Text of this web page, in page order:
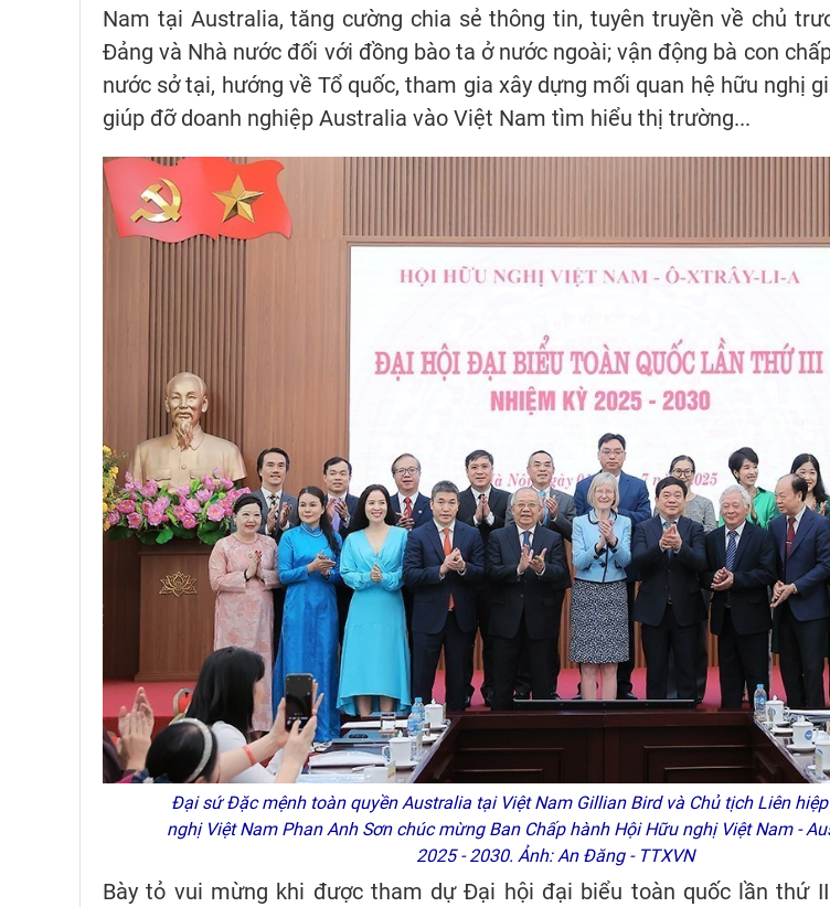
Nam tại Australia, tăng cường chia sẻ thông tin, tuyên truyền về chủ
Đảng và Nhà nước đối với đồng bào ta ở nước ngoài; vận động bà con
nước sở tại, hướng về Tổ quốc, tham gia xây dựng mối quan hệ hữu nghị
giúp đỡ doanh nghiệp Australia vào Việt Nam tìm hiểu thị trường...
Đại sứ Đặc mệnh toàn quyền Australia tại Việt Nam Gillian Bird và Chủ tịch Liên
nghị Việt Nam Phan Anh Sơn chúc mừng Ban Chấp hành Hội Hữu nghị Việt Nam -
2025 - 2030. Ảnh: An Đăng - TTXVN
Bày tỏ vui mừng khi được tham dự Đại hội đại biểu toàn quốc lần thứ